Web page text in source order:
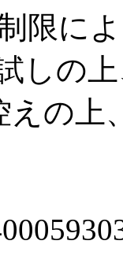
限に
しの
えの